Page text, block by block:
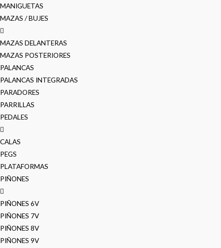
MANIGUETAS
MAZAS / BUJES
MAZAS DELANTERAS
MAZAS POSTERIORES
PALANCAS
PALANCAS INTEGRADAS
PARADORES
PARRILLAS
PEDALES
CALAS
PEGS
PLATAFORMAS
PIÑONES
PIÑONES 6V
PIÑONES 7V
PIÑONES 8V
PIÑONES 9V